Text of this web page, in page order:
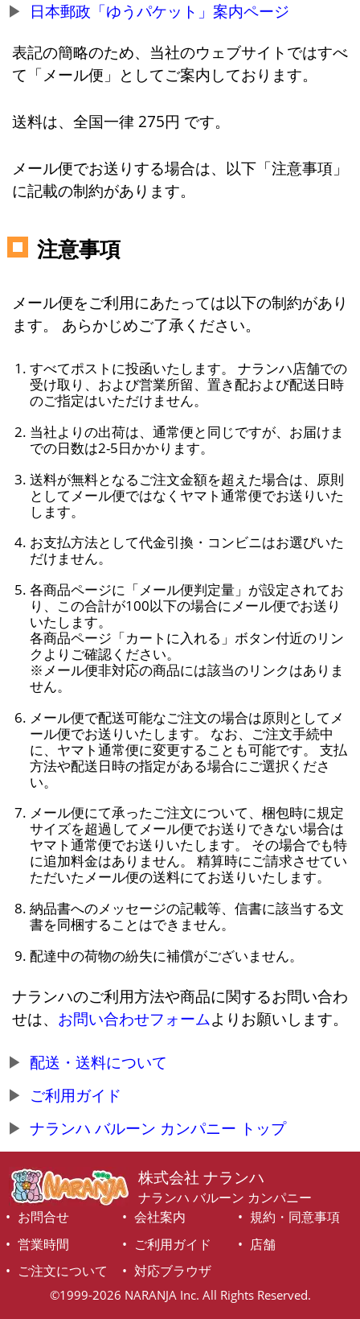
日本郵政「ゆうパケット」案内ページ
表記の簡略のため、当社のウェブサイトではすべ
て「メール便」としてご案内しております。
送料は、全国一律 275円 です。
メール便でお送りする場合は、以下「注意事項」
に記載の制約があります。
注意事項
メール便をご利用にあたっては以下の制約があり
ます。 あらかじめご了承ください。
すべてポストに投函いたします。 ナランハ店舗での
受け取り、および営業所留、置き配および配送日時
のご指定はいただけません。
当社よりの出荷は、通常便と同じですが、お届けま
での日数は2-5日かかります。
送料が無料となるご注文金額を超えた場合は、原則
としてメール便ではなくヤマト通常便でお送りいた
します。
お支払方法として代金引換・コンビニはお選びいた
だけません。
各商品ページに「メール便判定量」が設定されてお
り、この合計が100以下の場合にメール便でお送り
いたします。
各商品ページ「カートに入れる」ボタン付近のリン
クよりご確認ください。
※メール便非対応の商品には該当のリンクはありま
せん。
メール便で配送可能なご注文の場合は原則としてメ
ール便でお送りいたします。 なお、ご注文手続中
に、ヤマト通常便に変更することも可能です。 支払
方法や配送日時の指定がある場合にご選択くださ
い。
メール便にて承ったご注文について、梱包時に規定
サイズを超過してメール便でお送りできない場合は
ヤマト通常便でお送りいたします。 その場合でも特
に追加料金はありません。 精算時にご請求させてい
ただいたメール便の送料にてお送りいたします。
納品書へのメッセージの記載等、信書に該当する文
書を同梱することはできません。
配達中の荷物の紛失に補償がございません。
ナランハのご利用方法や商品に関するお問い合わ
せは、 お問い合わせフォームよりお願いします。
配送・送料について
ご利用ガイド
ナランハ バルーン カンパニー トップ
株式会社 ナランハ
ナランハ バルーン カンパニー
お問合せ
会社案内
規約・同意事項
営業時間
ご利用ガイド
店舗
ご注文について
対応ブラウザ
©1999-2026 NARANJA Inc. All Rights Reserved.